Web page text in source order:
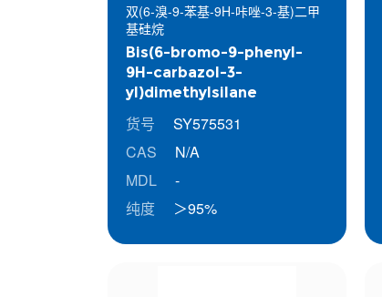
双(6-溴-9-苯基-9H-咔唑-3-基)二甲
基硅烷
Bis(6-bromo-9-phenyl-
9H-carbazol-3-
yl)dimethylsilane
货号
SY575531
CAS
N/A
MDL
-
纯度
＞95%